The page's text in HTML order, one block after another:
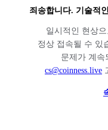
죄송합니다. 기술적
일시적인 현상
정상 접속될 수 있
문제가 계속
cs@coinness.live